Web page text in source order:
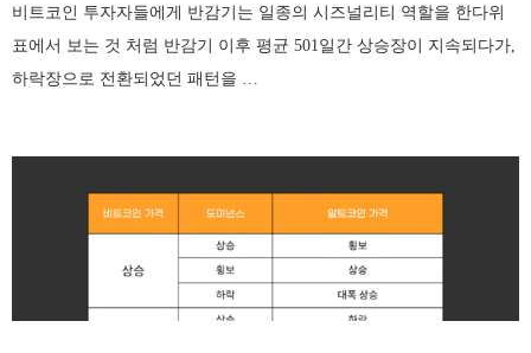
비트코인 투자자들에게 반감기는 일종의 시즈널리티 역할을 한다위
표에서 보는 것 처럼 반감기 이후 평균 501일간 상승장이 지속되다가,
하락장으로 전환되었던 패턴을 …